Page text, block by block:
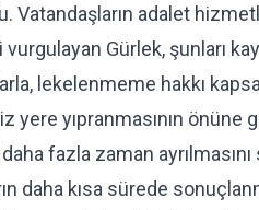
Vatandaşların adalet
Gürlek, şunları
lekelenmeme hakkı
yere yıpranmasının önüne
fazla zaman
daha kısa sürede